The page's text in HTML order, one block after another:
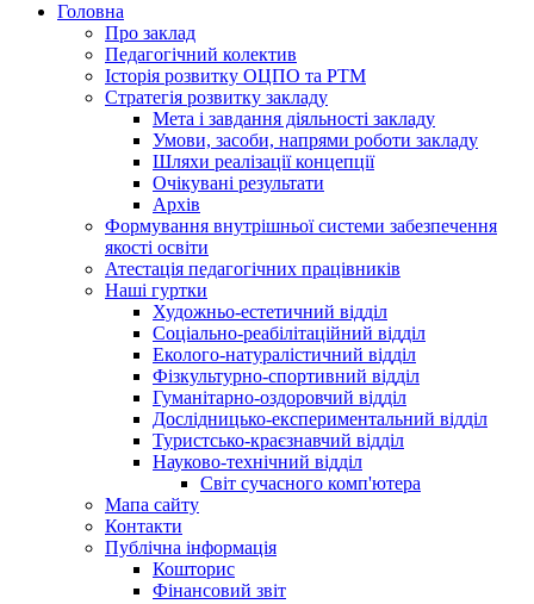
Головна
Про заклад
Педагогічний колектив
Історія розвитку ОЦПО та РТМ
Стратегія розвитку закладу
Мета і завдання діяльності закладу
Умови, засоби, напрями роботи закладу
Шляхи реалізації концепції
Очікувані результати
Архів
Формування внутрішньої системи забезпечення
якості освіти
Атестація педагогічних працівників
Наші гуртки
Художньо-естетичний відділ
Соціально-реабілітаційний відділ
Еколого-натуралістичний відділ
Фізкультурно-спортивний відділ
Гуманітарно-оздоровчий відділ
Дослідницько-експериментальний відділ
Туристсько-краєзнавчий відділ
Науково-технічний відділ
Світ сучасного комп'ютера
Мапа сайту
Контакти
Публічна інформація
Кошторис
Фінансовий звіт